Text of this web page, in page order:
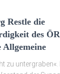
Restle die
des
Allgemeine
zu untergraben«.